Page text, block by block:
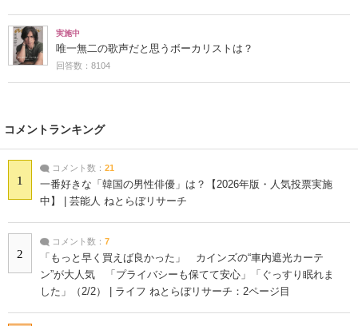
実施中
唯一無二の歌声だと思うボーカリストは？
回答数：8104
コメントランキング
1
コメント数： 21
一番好きな「韓国の男性俳優」は？【2026年版・人気投票実施
中】 | 芸能人 ねとらぼリサーチ
2
コメント数： 7
「もっと早く買えば良かった」 カインズの“車内遮光カーテ
ン”が大人気 「プライバシーも保てて安心」「ぐっすり眠れま
した」（2/2） | ライフ ねとらぼリサーチ：2ページ目